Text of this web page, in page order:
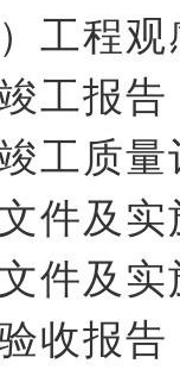
工程
工报告
工质量
件及
件及
收报告